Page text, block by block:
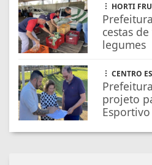
HORTI
cestas
legumes
CENTRO
projeto